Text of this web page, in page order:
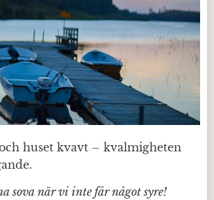
huset kvavt – kvalmigheten
sova när vi inte får något syre!